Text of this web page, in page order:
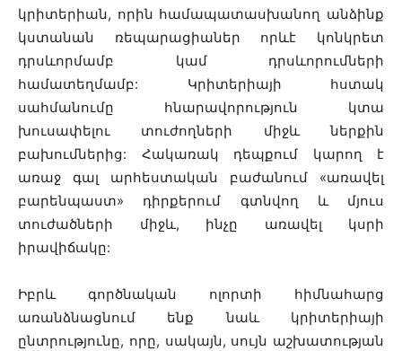
կրիտերիան, որին համապատասխանող անձինք
կստանան ռեպարացիաներ որևէ կոնկրետ
դրսևորմամբ կամ դրսևորումների
համատեղմամբ: Կրիտերիայի հստակ
սահմանումը հնարավորություն կտա
խուսափելու տուժողների միջև ներքին
բախումներից: Հակառակ դեպքում կարող է
առաջ գալ արհեստական բաժանում «առավել
բարենպաստ» դիրքերում գտնվող և մյուս
տուժածների միջև, ինչը առավել կսրի
իրավիճակը:
Իբրև գործնական ոլորտի հիմնահարց
առանձնացնում ենք նաև կրիտերիայի
ընտրությունը, որը, սակայն, սույն աշխատության